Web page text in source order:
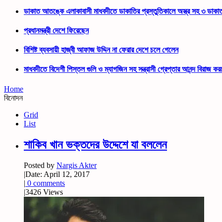
ডাকাত আতঙ্কে এলাকাবাসী মাধবদীতে ডাকাতির প্রস্তুতিকালে অস্ত্র সহ ৩
প্রধানমন্ত্রী দেশে ফিরেছেন
বিশিষ্ট ব্যবসায়ী হাজ্বী আফাজ উদ্দিন না ফেরার দেশে চলে গেলেন
মাধবদীতে বিদেশী পিস্তল গুলি ও ম্যাগজিন সহ সন্ত্রাসী গ্রেপ্তার আনন্দ বিরাজ
Home
বিনোদন
Grid
List
শাকিব খান ভক্তদের উদ্দেশে যা বললেন
Posted by Nargis Akter
Date: April 12, 2017
0 comments
3426 Views